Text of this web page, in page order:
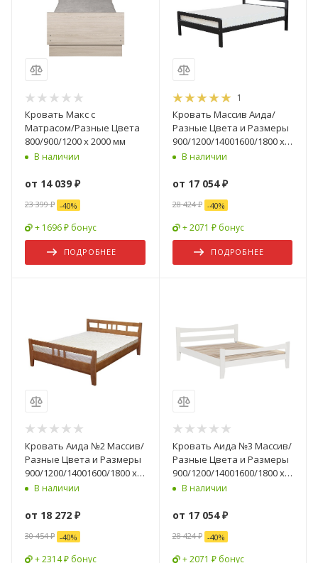
Кровать Макс с
Матрасом/Разные Цвета
800/900/1200 х 2000 мм
В наличии
от 14 039 ₽
23 399 ₽ -40%
+ 1696 ₽ бонус
ПОДРОБНЕЕ
1
Кровать Массив Аида/
Разные Цвета и Размеры
900/1200/14001600/1800 х
2000 мм
В наличии
от 17 054 ₽
28 424 ₽ -40%
+ 2071 ₽ бонус
ПОДРОБНЕЕ
Кровать Аида №2 Массив/
Разные Цвета и Размеры
900/1200/14001600/1800 х
2000 мм
В наличии
от 18 272 ₽
30 454 ₽ -40%
+ 2314 ₽ бонус
Кровать Аида №3 Массив/
Разные Цвета и Размеры
900/1200/14001600/1800 х
2000 мм
В наличии
от 17 054 ₽
28 424 ₽ -40%
+ 2071 ₽ бонус